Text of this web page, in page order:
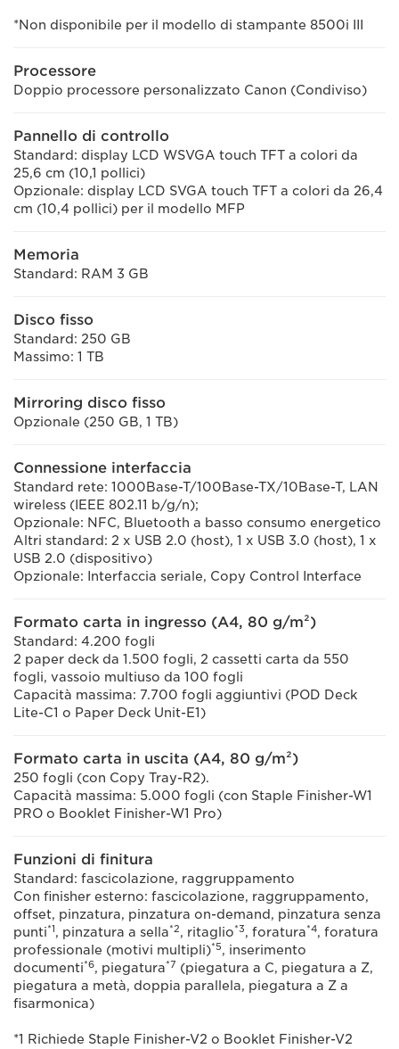
*Non disponibile per il modello di stampante 8500i III
Processore
Doppio processore personalizzato Canon (Condiviso)
Pannello di controllo
Standard: display LCD WSVGA touch TFT a colori da
25,6 cm (10,1 pollici)
Opzionale: display LCD SVGA touch TFT a colori da 26,4
cm (10,4 pollici) per il modello MFP
Memoria
Standard: RAM 3 GB
Disco fisso
Standard: 250 GB
Massimo: 1 TB
Mirroring disco fisso
Opzionale (250 GB, 1 TB)
Connessione interfaccia
Standard rete: 1000Base-T/100Base-TX/10Base-T, LAN
wireless (IEEE 802.11 b/g/n);
Opzionale: NFC, Bluetooth a basso consumo energetico
Altri standard: 2 x USB 2.0 (host), 1 x USB 3.0 (host), 1 x
USB 2.0 (dispositivo)
Opzionale: Interfaccia seriale, Copy Control Interface
Formato carta in ingresso (A4, 80 g/m²)
Standard: 4.200 fogli
2 paper deck da 1.500 fogli, 2 cassetti carta da 550
fogli, vassoio multiuso da 100 fogli
Capacità massima: 7.700 fogli aggiuntivi (POD Deck
Lite-C1 o Paper Deck Unit-E1)
Formato carta in uscita (A4, 80 g/m²)
250 fogli (con Copy Tray-R2).
Capacità massima: 5.000 fogli (con Staple Finisher-W1
PRO o Booklet Finisher-W1 Pro)
Funzioni di finitura
Standard: fascicolazione, raggruppamento
Con finisher esterno: fascicolazione, raggruppamento,
offset, pinzatura, pinzatura on-demand, pinzatura senza
punti*1, pinzatura a sella*2, ritaglio*3, foratura*4, foratura
professionale (motivi multipli)*5, inserimento
documenti*6, piegatura*7 (piegatura a C, piegatura a Z,
piegatura a metà, doppia parallela, piegatura a Z a
fisarmonica)
*1 Richiede Staple Finisher-V2 o Booklet Finisher-V2